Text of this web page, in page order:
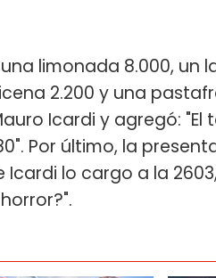
limonada 8.000, un
2.200 y una
Icardi y agregó:
Por último, la
lo cargo a la